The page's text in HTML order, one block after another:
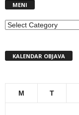
MENI
MENI
KALENDAR OBJAVA
M T